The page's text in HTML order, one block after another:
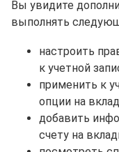
Вы увидите
выполнять
настроить
к учетной
применить к
опции на
добавить
счету на